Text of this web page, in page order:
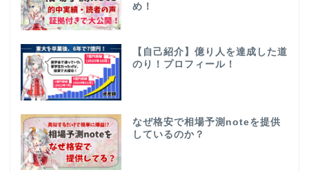
め！
【自己紹介】億り人を達成した道
のり！プロフィール！
なぜ格安で相場予測noteを提供
しているのか？